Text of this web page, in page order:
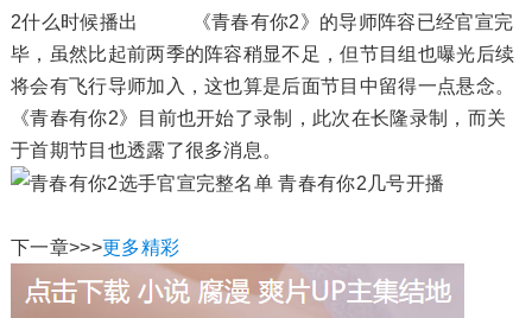
2什么时候播出 《青春有你2》的导师阵容已经官宣完
毕，虽然比起前两季的阵容稍显不足，但节目组也曝光后续
将会有飞行导师加入，这也算是后面节目中留得一点悬念。
《青春有你2》目前也开始了录制，此次在长隆录制，而关
于首期节目也透露了很多消息。
下一章>>>更多精彩